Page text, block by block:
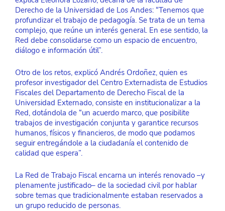
Derecho de la Universidad de Los Andes: “Tenemos que
profundizar el trabajo de pedagogía. Se trata de un tema
complejo, que reúne un interés general. En ese sentido, la
Red debe consolidarse como un espacio de encuentro,
diálogo e información útil”.
Otro de los retos, explicó Andrés Ordoñez, quien es
profesor investigador del Centro Externadista de Estudios
Fiscales del Departamento de Derecho Fiscal de la
Universidad Externado, consiste en institucionalizar a la
Red, dotándola de “un acuerdo marco, que posibilite
trabajos de investigación conjunta y garantice recursos
humanos, físicos y financieros, de modo que podamos
seguir entregándole a la ciudadanía el contenido de
calidad que espera”.
La Red de Trabajo Fiscal encarna un interés renovado –y
plenamente justificado– de la sociedad civil por hablar
sobre temas que tradicionalmente estaban reservados a
un grupo reducido de personas.